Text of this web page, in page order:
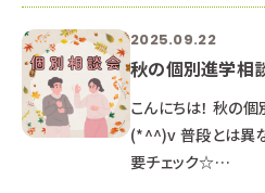
生向けのオープンキ
ント開催予定🎀 毎
です🎄 予約は絶賛
2025.09.22
秋の個別進学相
こんにちは！ 秋の
(*^^)v 普段とは異
要チェック☆